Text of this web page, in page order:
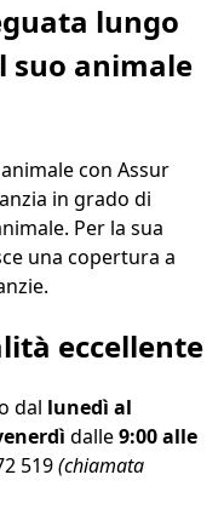
lungo
suo animale
con Assur
in grado di
Per la sua
una copertura a
eccellente
dal lunedì al
dalle9:00 alle
519(chiamata